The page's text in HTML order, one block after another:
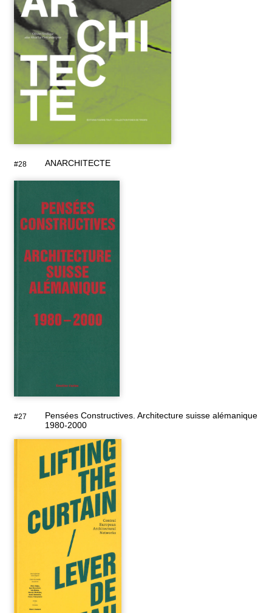
#28 ANARCHITECTE
#27
Pensées Constructives. Architecture suisse alémanique
1980-2000